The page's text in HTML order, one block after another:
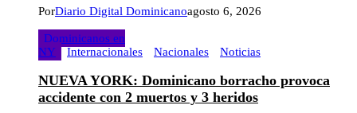
PorDiario Digital Dominicanoagosto 6, 2026
Dominicanos en
NY
Internacionales Nacionales Noticias
NUEVA YORK: Dominicano borracho provoca
accidente con 2 muertos y 3 heridos